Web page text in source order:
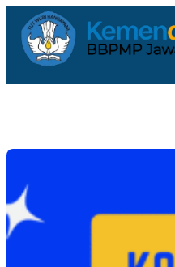
Lewati
konten